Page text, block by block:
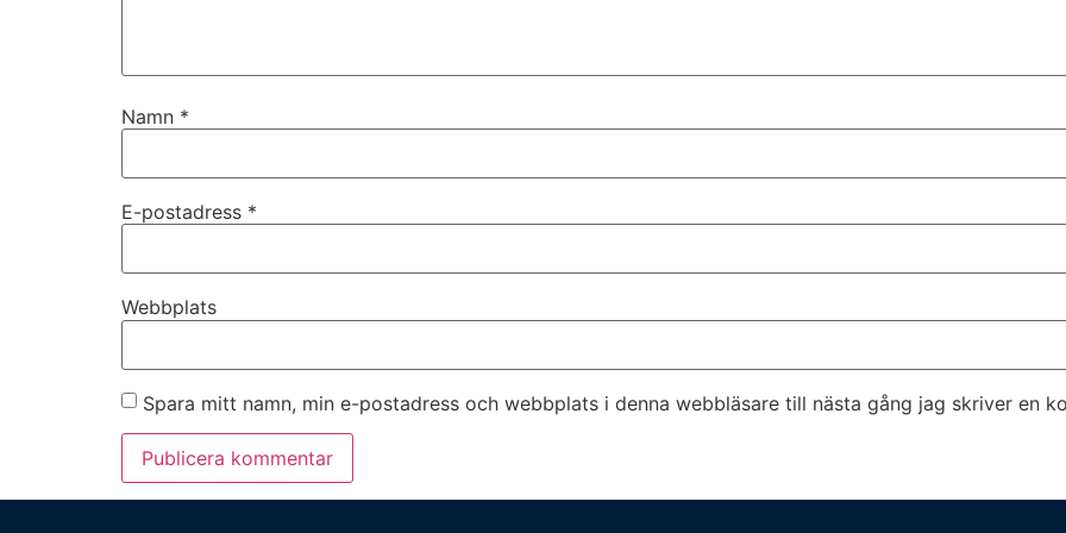
Namn *
E-postadress *
Webbplats
Spara mitt namn, min e-postadress och webbplats i denna webbläsare till nästa gång jag skriver en